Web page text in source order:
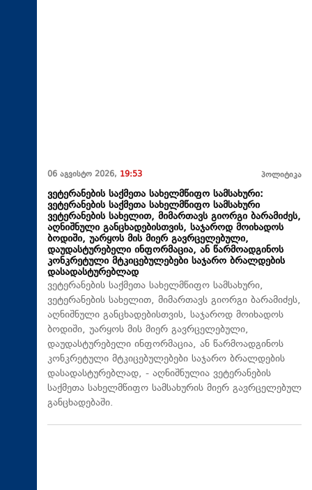
06 აგვისტო 2026, 19:53 პოლიტიკა
ვეტერანების საქმეთა სახელმწიფო სამსახური:
ვეტერანების საქმეთა სახელმწიფო სამსახური
ვეტერანების სახელით, მიმართავს გიორგი ბარამიძეს,
აღნიშნული განცხადებისთვის, საჯაროდ მოიხადოს
ბოდიში, უარყოს მის მიერ გავრცელებული,
დაუდასტურებელი ინფორმაცია, ან წარმოადგინოს
კონკრეტული მტკიცებულებები საჯარო ბრალდების
დასადასტურებლად
ვეტერანების საქმეთა სახელმწიფო სამსახური,
ვეტერანების სახელით, მიმართავს გიორგი ბარამიძეს,
აღნიშნული განცხადებისთვის, საჯაროდ მოიხადოს
ბოდიში, უარყოს მის მიერ გავრცელებული,
დაუდასტურებელი ინფორმაცია, ან წარმოადგინოს
კონკრეტული მტკიცებულებები საჯარო ბრალდების
დასადასტურებლად, - აღნიშნულია ვეტერანების
საქმეთა სახელმწიფო სამსახურის მიერ გავრცელებულ
განცხადებაში.